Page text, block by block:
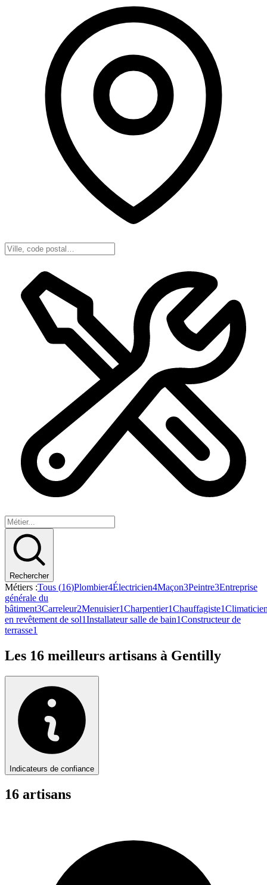
Rechercher
Métiers :Tous (16)Plombier4Électricien4Maçon3Peintre3Entreprise
générale du
bâtiment3Carreleur2Menuisier1Charpentier1Chauffagiste1
en revêtement de sol1Installateur salle de bain1Constructeur de
terrasse1
Les 16 meilleurs artisans à Gentilly
Indicateurs de confiance
16 artisans